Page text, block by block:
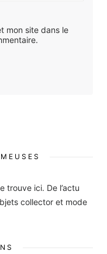
mon site dans le
trouve ici. De l’actu
collector et mode